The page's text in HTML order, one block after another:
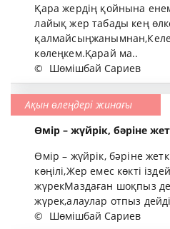
Қара жердің қойнына
лайық жер табады кең
көлеңкем.Қарай ма..
© Шөмішбай Сариев
Ақын өлеңдері жинағы
Өмір – жүйрік, бәріне
Өмір – жүйрік, бәріне
көңілі,Жер емес көкті
жүрекМаздаған шоқпыз
жүрек,алаулар отпыз
© Шөмішбай Сариев